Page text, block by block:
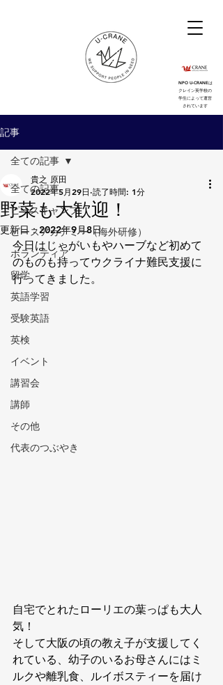
NPO U-CRANEは
クレイン英学校の
学生によって運営
されています
記事
全ての記事
ピースキャンプ
ピースアカデミー（海外研修）
ボランティア
留学
英語学習
受験英語
英検
イベント
講習会
講師
その他
代表のつぶやき
全ての記事
野菜も大歓迎！
貴之 原田
2022年5月29日 読了時間: 1分
更新日：2022年9月8日
今日はじゃがいもやハーブなど初めて
のものも持ってウクライナ難民支援に
行ってきました。
自宅でとれたローリエの葉っぱも大人
気！
そして大阪の頃の教え子が支援してく
れている、幼子のいるお母さんにはミ
ルクや離乳食、ルイボスティーを届け